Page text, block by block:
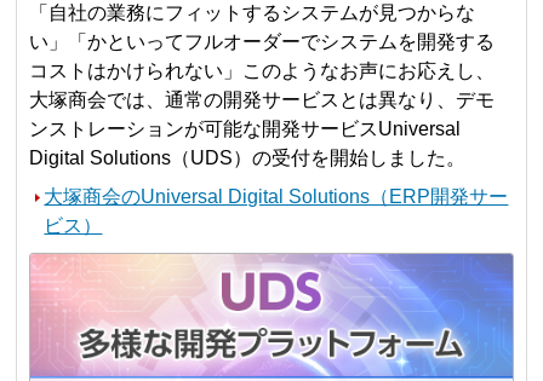
「自社の業務にフィットするシステムが見つからな
い」「かといってフルオーダーでシステムを開発する
コストはかけられない」このようなお声にお応えし、
大塚商会では、通常の開発サービスとは異なり、デモ
ンストレーションが可能な開発サービスUniversal
Digital Solutions（UDS）の受付を開始しました。
大塚商会のUniversal Digital Solutions（ERP開発サー
ビス）